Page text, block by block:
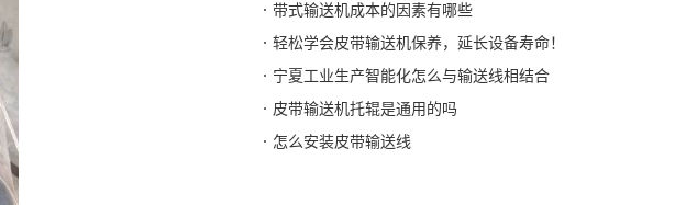
带式输送机成本的因素有哪些
轻松学会皮带输送机保养，延长设备寿命！
宁夏工业生产智能化怎么与输送线相结合
皮带输送机托辊是通用的吗
怎么安装皮带输送线